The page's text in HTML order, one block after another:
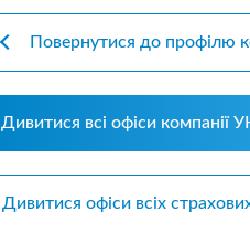
Повернутися до профілю
Дивитися всі офіси компанії
Дивитися офіси всіх